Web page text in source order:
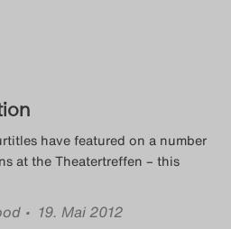
have featured on a number
at the Theatertreffen – this
• 19. Mai 2012